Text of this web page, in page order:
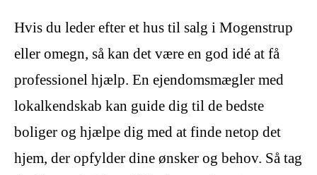
Hvis du leder efter et hus til salg i Mogenstrup
eller omegn, så kan det være en god idé at få
professionel hjælp. En ejendomsmægler med
lokalkendskab kan guide dig til de bedste
boliger og hjælpe dig med at finde netop det
hjem, der opfylder dine ønsker og behov. Så tag